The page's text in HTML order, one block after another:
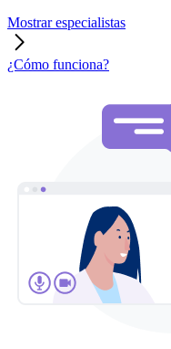
Mostrar especialistas
¿Cómo funciona?